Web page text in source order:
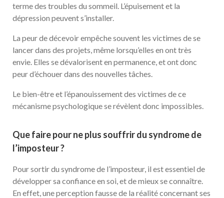
terme des troubles du sommeil. L’épuisement et la
dépression peuvent s’installer.
La peur de décevoir empêche souvent les victimes de se
lancer dans des projets, même lorsqu’elles en ont très
envie. Elles se dévalorisent en permanence, et ont donc
peur d’échouer dans des nouvelles tâches.
Le bien-être et l’épanouissement des victimes de ce
mécanisme psychologique se révèlent donc impossibles.
Que faire pour ne plus souffrir du syndrome de
l’imposteur ?
Pour sortir du syndrome de l’imposteur, il est essentiel de
développer sa confiance en soi, et de mieux se connaître.
En effet, une perception fausse de la réalité concernant ses